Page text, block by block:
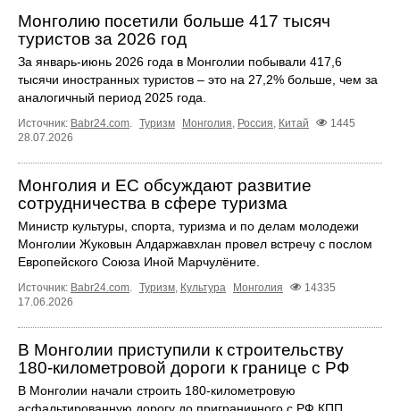
Монголию посетили больше 417 тысяч
туристов за 2026 год
За январь-июнь 2026 года в Монголии побывали 417,6
тысячи иностранных туристов – это на 27,2% больше, чем за
аналогичный период 2025 года.
Источник: Babr24.com. Туризм Монголия, Россия, Китай
1445
28.07.2026
Монголия и ЕС обсуждают развитие
сотрудничества в сфере туризма
Министр культуры, спорта, туризма и по делам молодежи
Монголии Жуковын Алдаржавхлан провел встречу с послом
Европейского Союза Иной Марчулёните.
Источник: Babr24.com. Туризм, Культура Монголия
14335
17.06.2026
В Монголии приступили к строительству
180-километровой дороги к границе с РФ
В Монголии начали строить 180-километровую